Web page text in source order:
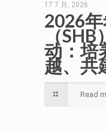
17 7 月, 2026
2026
（
动：培
越、共
Read